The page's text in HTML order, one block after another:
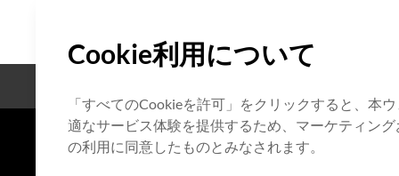
Cookie利用について
「すべてのCookieを許可」をクリックすると、本
適なサービス体験を提供するため、マーケティン
の利用に同意したものとみなされます。